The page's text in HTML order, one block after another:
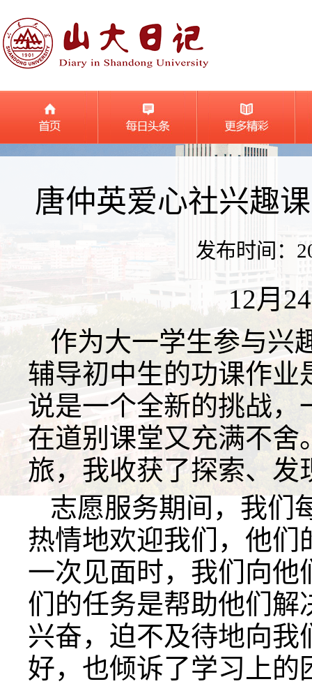
唐仲英爱心社兴趣
发布时间：
12月
作为大一学生参与兴
辅导初中生的功课作业
说是一个全新的挑战，
在道别课堂又充满不舍
旅，我收获了探索、发
志愿服务期间，我们
热情地欢迎我们，他
一次见面时，我们向他
们的任务是帮助他们解
兴奋，迫不及待地向
好，也倾诉了学习上的